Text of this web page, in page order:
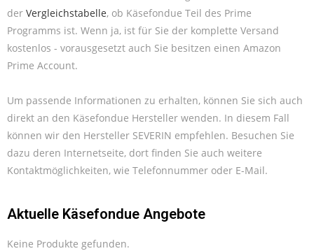
der Vergleichstabelle, ob Käsefondue Teil des Prime
Programms ist. Wenn ja, ist für Sie der komplette Versand
kostenlos - vorausgesetzt auch Sie besitzen einen Amazon
Prime Account.
Um passende Informationen zu erhalten, können Sie sich auch
direkt an den Käsefondue Hersteller wenden. In diesem Fall
können wir den Hersteller SEVERIN empfehlen. Besuchen Sie
dazu deren Internetseite, dort finden Sie auch weitere
Kontaktmöglichkeiten, wie Telefonnummer oder E-Mail.
Aktuelle Käsefondue Angebote
Keine Produkte gefunden.